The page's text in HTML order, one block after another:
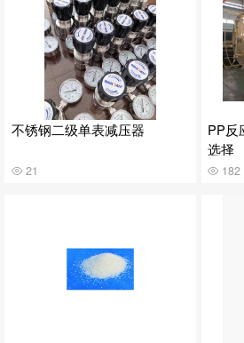
不锈钢二级单表减压器
21
PP反
选择
182